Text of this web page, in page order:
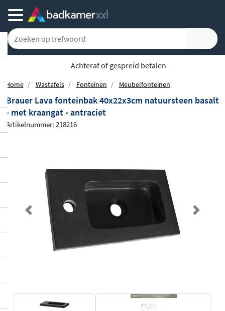
Achteraf of gespreid betalen
Home Wastafels Fonteinen Meubelfonteinen
Brauer Lava fonteinbak 40x22x3cm natuursteen basalt
- met kraangat - antraciet
Artikelnummer: 218216
Previous Next